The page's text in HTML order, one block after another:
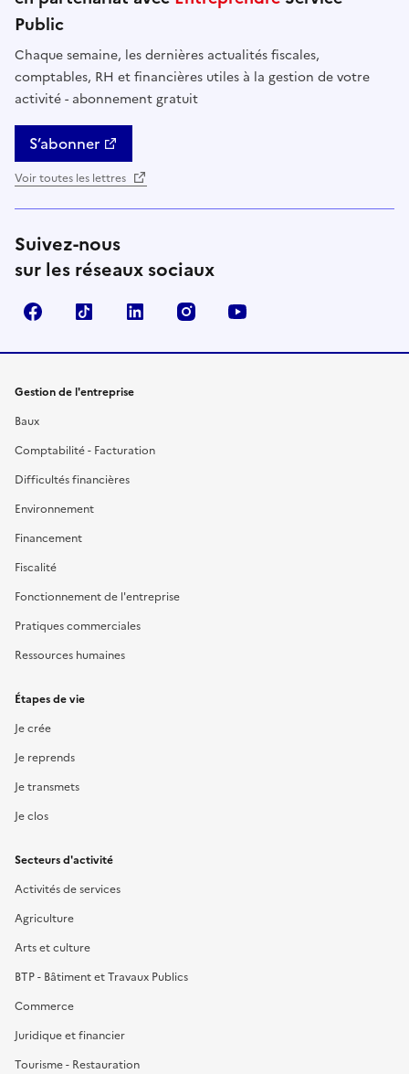
Public
Chaque semaine, les dernières actualités fiscales,
comptables, RH et financières utiles à la gestion de votre
activité - abonnement gratuit
S’abonner
Voir toutes les lettres
Suivez-nous
sur les réseaux sociaux
FacebookTikTok Linkedin Instagram
Gestion de l'entreprise
Baux
Comptabilité - Facturation
Difficultés financières
Environnement
Financement
Fiscalité
Fonctionnement de l'entreprise
Pratiques commerciales
Ressources humaines
Étapes de vie
Je crée
Je reprends
Je transmets
Je clos
Secteurs d'activité
Activités de services
Agriculture
Arts et culture
BTP - Bâtiment et Travaux Publics
Commerce
Juridique et financier
Tourisme - Restauration